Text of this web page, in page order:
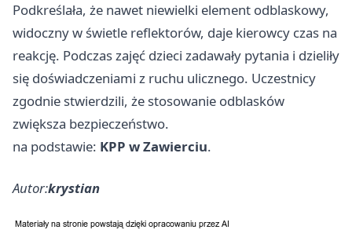
Podkreślała, że nawet niewielki element odblaskowy,
widoczny w świetle reflektorów, daje kierowcy czas na
reakcję. Podczas zajęć dzieci zadawały pytania i dzieliły
się doświadczeniami z ruchu ulicznego. Uczestnicy
zgodnie stwierdzili, że stosowanie odblasków
zwiększa bezpieczeństwo.
na podstawie: KPP w Zawierciu.
Autor:krystian